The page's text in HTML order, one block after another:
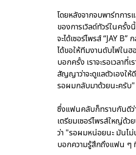
โดยหลังจากจบพาร์ทการ
ของการเวิลด์ทัวร์ในครั้ง
จะได้เซอร์ไพรส์ “JAY
ได้ขอให้ทีมงานดับไฟใน
บอกครั้ง เราจะรอเวลา
สัญญาว่าจะดูแลตัวเองใ
รอผมกลับมาด้วยนะครับ
ซึ่งแฟนคลับก็ทราบกันดีว่า
เตรียมเซอร์ไพรส์ใหญ่ด้
ว่า "รอผมหน่อยนะ มันไ
บอกความรู้สึกถึงแฟน ๆ